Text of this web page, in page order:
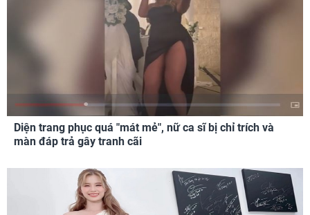
Diện trang phục quá "mát mẻ", nữ ca sĩ bị chỉ trích và
màn đáp trả gây tranh cãi